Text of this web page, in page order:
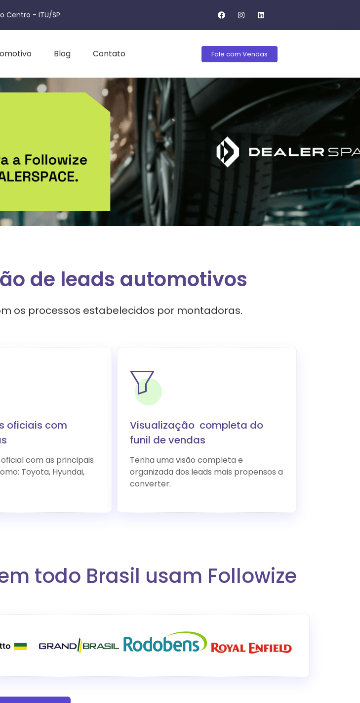
Centro - ITU/SP
Blog Contato Fale com Vendas
de leads automotivos
os processos estabelecidos por montadoras.
oficiais com
com as principais
Toyota, Hyundai,
Visualização completa do
funil de vendas
Tenha uma visão completa e
organizada dos leads mais propensos a
converter.
todo Brasil usam Followize